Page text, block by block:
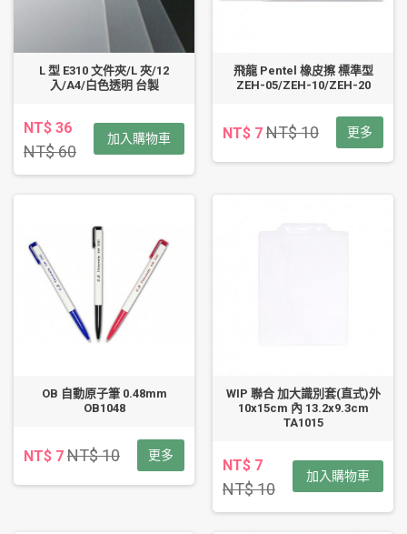
L 型 E310 文件夾/L 夾/12
入/A4/白色透明 台製
NT$ 36
NT$ 60
加入購物車
飛龍 Pentel 橡皮擦 標準型
ZEH-05/ZEH-10/ZEH-20
NT$ 7 NT$ 10 更多
OB 自動原子筆 0.48mm
OB1048
NT$ 7 NT$ 10 更多
WIP 聯合 加大識別套(直式)外
10x15cm 內 13.2x9.3cm
TA1015
NT$ 7
NT$ 10
加入購物車